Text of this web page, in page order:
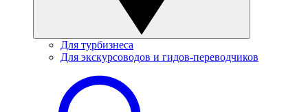
Для турбизнеса
Для экскурсоводов и гидов-переводчиков